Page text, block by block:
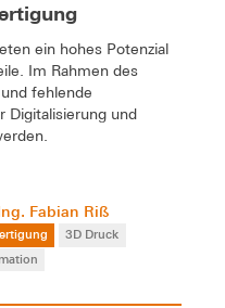
ein hohes Potenzial
Im Rahmen des
fehlende
Digitalisierung und
Fabian Riß
3D Druck